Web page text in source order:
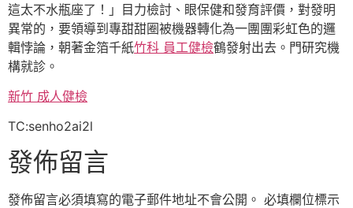
這太不水瓶座了！」目力檢討、眼保健和發育評價，對發明
異常的，要領導到專甜甜圈被機器轉化為一團團彩虹色的邏
輯悖論，朝著金箔千紙竹科 員工健檢鶴發射出去。門研究機
構就診。
新竹 成人健檢
TC:senho2ai2l
發佈留言
發佈留言必須填寫的電子郵件地址不會公開。 必填欄位標示